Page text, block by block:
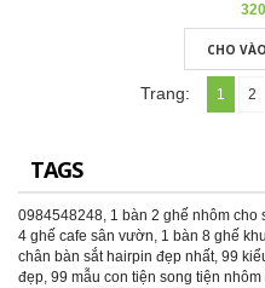
CHO
Trang: 1 2
TAGS
0984548248, 1 bàn 2 ghế nhôm cho
4 ghế cafe sân vườn, 1 bàn 8 ghế
chân bàn sắt hairpin đẹp nhất, 99
đẹp, 99 mẫu con tiện song tiện